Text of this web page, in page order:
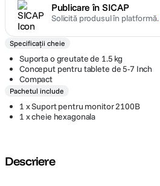
Publicare în SICAP
Solicită produsul în platformă.
Specificații cheie
Suporta o greutate de 1.5 kg
Conceput pentru tablete de 5-7 Inch
Compact
Pachetul include
1 x Suport pentru monitor 2100B
1 x cheie hexagonala
Descriere